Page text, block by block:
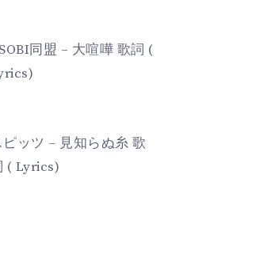
同盟 – 大喧嘩 歌詞 (
ピッツ – 見知らぬ糸 歌
( Lyrics)